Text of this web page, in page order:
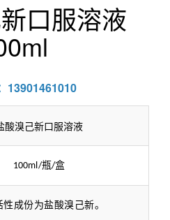
口服溶液
13901461010
酸溴己新口服溶液
100ml/瓶/盒
性成份为盐酸溴己新。